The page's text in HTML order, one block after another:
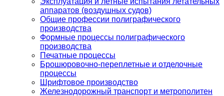
аппаратов (воздушных судов)
Общие профессии полиграфического
производства
Формные процессы полиграфического
производства
Печатные процессы
Брошюровочно-переплетные и отделочные
процессы
Шрифтовое производство
Железнодорожный транспорт и метрополитен